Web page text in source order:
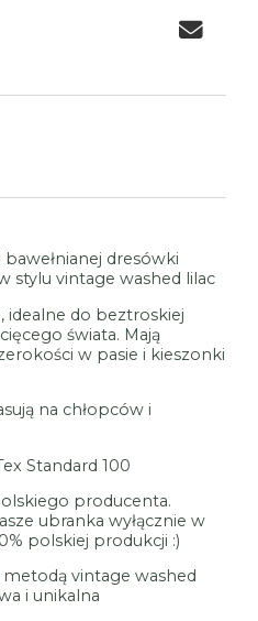
dresówki
stylu vintage washed lilac
idealne do beztroskiej
świata. Mają
w pasie i kieszonki
na chłopców i
Standard 100
producenta.
ubranka wyłącznie w
polskiej produkcji :)
vintage washed
i unikalna